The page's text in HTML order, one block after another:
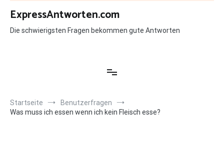
Zum
Inhalt
springen
ExpressAntworten.com
Die schwierigsten Fragen bekommen gute Antworten
Startseite
Benutzerfragen
Was muss ich essen wenn ich kein Fleisch esse?